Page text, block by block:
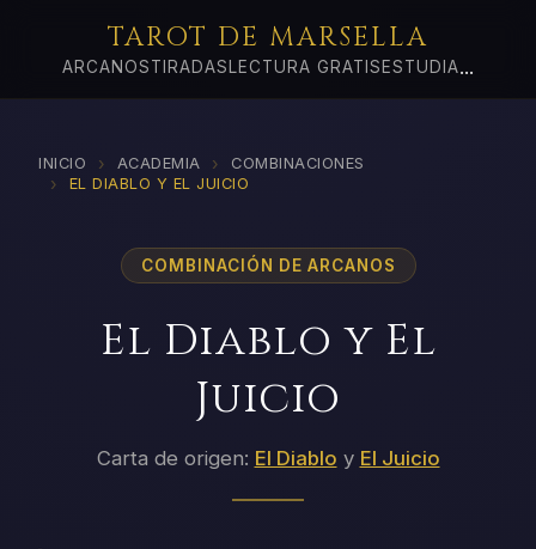
TAROT DE MARSELLA
ARCANOSTIRADAS LECTURA GRATIS ESTUDIA...
INICIO › ACADEMIA › COMBINACIONES
› EL DIABLO Y EL JUICIO
COMBINACIÓN DE ARCANOS
El Diablo y El
Juicio
Carta de origen: El Diablo y El Juicio